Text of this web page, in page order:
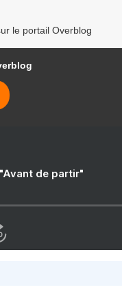
le portail Overblog
de partir"